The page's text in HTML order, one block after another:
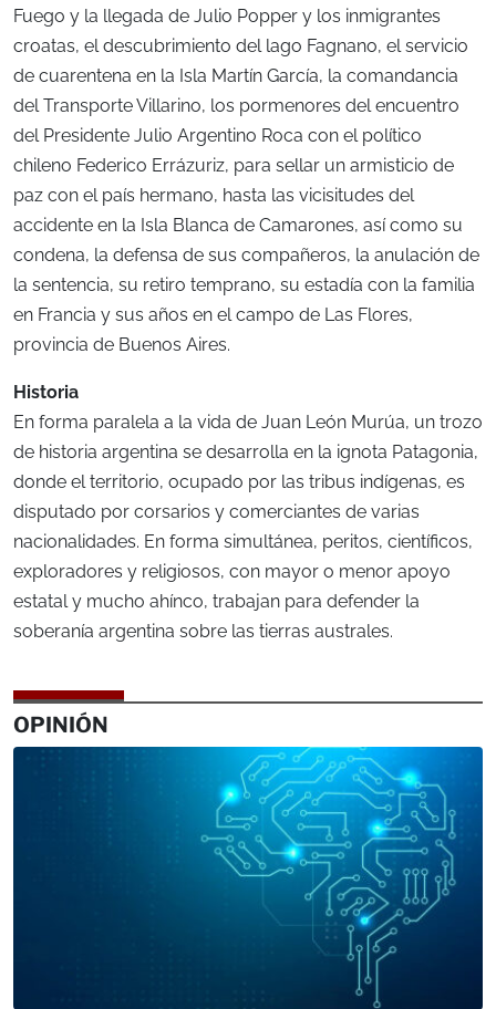
Fuego y la llegada de Julio Popper y los inmigrantes
croatas, el descubrimiento del lago Fagnano, el servicio
de cuarentena en la Isla Martín García, la comandancia
del Transporte Villarino, los pormenores del encuentro
del Presidente Julio Argentino Roca con el político
chileno Federico Errázuriz, para sellar un armisticio de
paz con el país hermano, hasta las vicisitudes del
accidente en la Isla Blanca de Camarones, así como su
condena, la defensa de sus compañeros, la anulación de
la sentencia, su retiro temprano, su estadía con la familia
en Francia y sus años en el campo de Las Flores,
provincia de Buenos Aires.
Historia
En forma paralela a la vida de Juan León Murúa, un trozo
de historia argentina se desarrolla en la ignota Patagonia,
donde el territorio, ocupado por las tribus indígenas, es
disputado por corsarios y comerciantes de varias
nacionalidades. En forma simultánea, peritos, científicos,
exploradores y religiosos, con mayor o menor apoyo
estatal y mucho ahínco, trabajan para defender la
soberanía argentina sobre las tierras australes.
OPINIÓN